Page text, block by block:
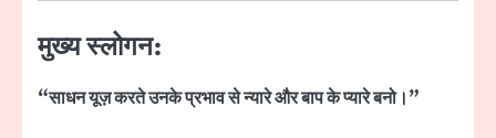
मुख्य स्लोगन:
“साधन यूज़ करते उनके प्रभाव से न्यारे और बाप के प्यारे बनो।”